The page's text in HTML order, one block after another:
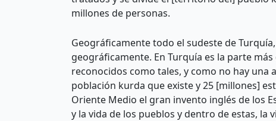
millones de personas.
Geográficamente todo el sudeste de
geográficamente. En Turquía es la parte
reconocidos como tales, y como no hay
población kurda que existe y 25 [millones]
Oriente Medio el gran invento inglés de los
y la vida de los pueblos y dentro de estas,